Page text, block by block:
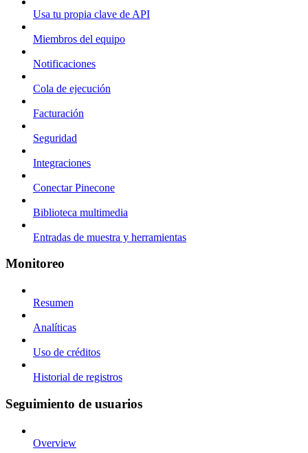
Usa tu propia clave de API
Miembros del equipo
Notificaciones
Cola de ejecución
Facturación
Seguridad
Integraciones
Conectar Pinecone
Biblioteca multimedia
Entradas de muestra y herramientas
Monitoreo
Resumen
Analíticas
Uso de créditos
Historial de registros
Seguimiento de usuarios
Overview